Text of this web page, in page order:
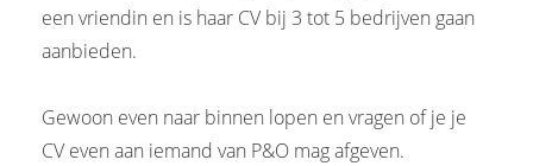
een vriendin en is haar CV bij 3 tot 5 bedrijven gaan
aanbieden.
Gewoon even naar binnen lopen en vragen of je je
CV even aan iemand van P&O mag afgeven.